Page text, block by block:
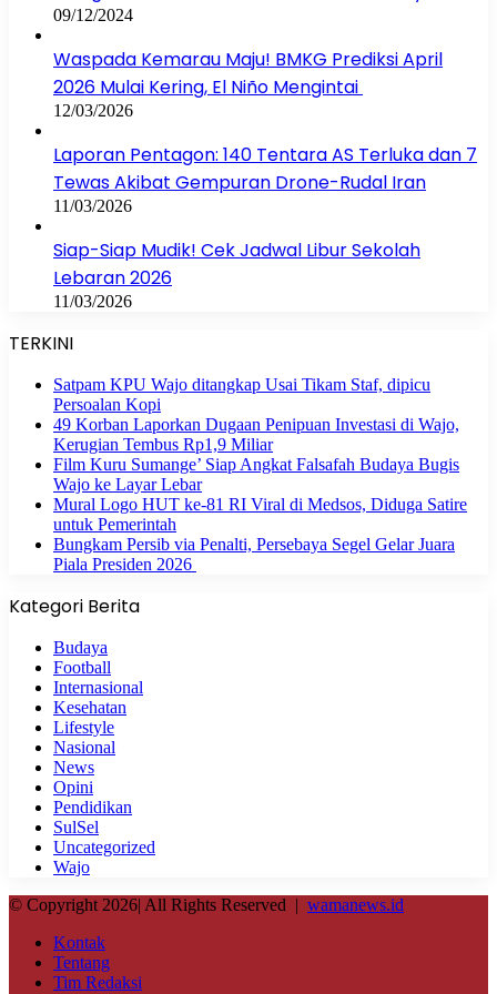
09/12/2024
Waspada Kemarau Maju! BMKG Prediksi April
2026 Mulai Kering, El Niño Mengintai
12/03/2026
Laporan Pentagon: 140 Tentara AS Terluka dan 7
Tewas Akibat Gempuran Drone-Rudal Iran
11/03/2026
Siap-Siap Mudik! Cek Jadwal Libur Sekolah
Lebaran 2026
11/03/2026
TERKINI
Satpam KPU Wajo ditangkap Usai Tikam Staf, dipicu
Persoalan Kopi
49 Korban Laporkan Dugaan Penipuan Investasi di Wajo,
Kerugian Tembus Rp1,9 Miliar
Film Kuru Sumange’ Siap Angkat Falsafah Budaya Bugis
Wajo ke Layar Lebar
Mural Logo HUT ke-81 RI Viral di Medsos, Diduga Satire
untuk Pemerintah
Bungkam Persib via Penalti, Persebaya Segel Gelar Juara
Piala Presiden 2026
Kategori Berita
Budaya
Football
Internasional
Kesehatan
Lifestyle
Nasional
News
Opini
Pendidikan
SulSel
Uncategorized
Wajo
© Copyright 2026| All Rights Reserved | wamanews.id
Kontak
Tentang
Tim Redaksi